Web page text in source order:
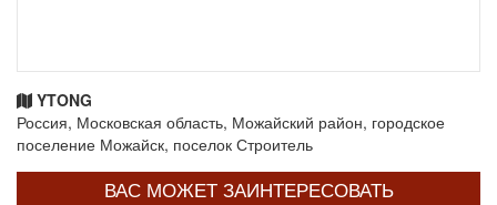
YTONG
Россия, Московская область, Можайский район, городское
поселение Можайск, поселок Строитель
ВАС МОЖЕТ ЗАИНТЕРЕСОВАТЬ